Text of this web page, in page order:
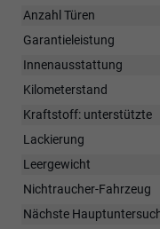
Anzahl Türen
Garantieleistung
Innenausstattung
Kilometerstand
Kraftstoff: unterstützte
Lackierung
Leergewicht
Nichtraucher-Fahrzeug
Nächste